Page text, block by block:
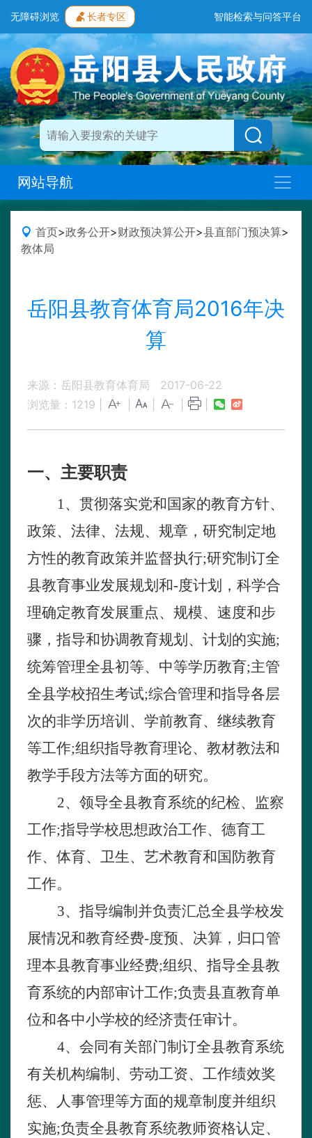
无障碍浏览 长者专区 智能检索与问答平台
网站导航
首页>政务公开>财政预决算公开>县直部门预决算>
教体局
岳阳县教育体育局2016年决
算
来源：岳阳县教育体育局
2017-06-22
浏览量： 1219
一、主要职责
1、贯彻落实党和国家的教育方针、
政策、法律、法规、规章，研究制定地
方性的教育政策并监督执行;研究制订全
县教育事业发展规划和-度计划，科学合
理确定教育发展重点、规模、速度和步
骤，指导和协调教育规划、计划的实施;
统筹管理全县初等、中等学历教育;主管
全县学校招生考试;综合管理和指导各层
次的非学历培训、学前教育、继续教育
等工作;组织指导教育理论、教材教法和
教学手段方法等方面的研究。
2、领导全县教育系统的纪检、监察
工作;指导学校思想政治工作、德育工
作、体育、卫生、艺术教育和国防教育
工作。
3、指导编制并负责汇总全县学校发
展情况和教育经费-度预、决算，归口管
理本县教育事业经费;组织、指导全县教
育系统的内部审计工作;负责县直教育单
位和各中小学校的经济责任审计。
4、会同有关部门制订全县教育系统
有关机构编制、劳动工资、工作绩效奖
惩、人事管理等方面的规章制度并组织
实施;负责全县教育系统教师资格认定、